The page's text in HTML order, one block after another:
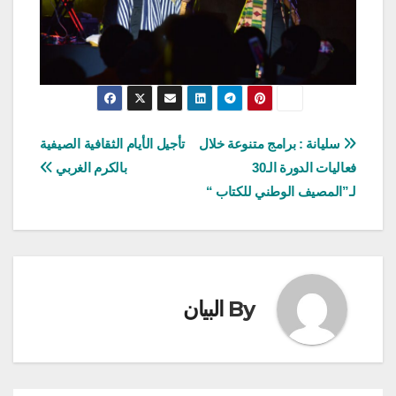
تصفّح
المقالات
تأجيل الأيام الثقافية الصيفية
بالكرم الغربي
سليانة : برامج متنوعة خلال
فعاليات الدورة الـ30
لـ”المصيف الوطني للكتاب “
By البيان